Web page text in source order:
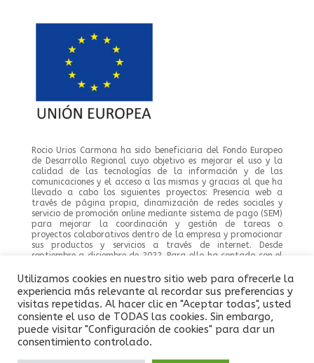
Rocio Urios Carmona ha sido beneficiaria del Fondo Europeo
de Desarrollo Regional cuyo objetivo es mejorar el uso y la
calidad de las tecnologías de la información y de las
comunicaciones y el acceso a las mismas y gracias al que ha
llevado a cabo los siguientes proyectos: Presencia web a
través de página propia, dinamización de redes sociales y
servicio de promoción online mediante sistema de pago (SEM)
para mejorar la coordinación y gestión de tareas o
proyectos colaborativos dentro de la empresa y promocionar
sus productos y servicios a través de internet. Desde
septiembre a diciembre de 2022. Para ello ha contado con el
del Campo de Gibraltar.
© Fisioterapia RUC 2023
Utilizamos cookies en nuestro sitio web para ofrecerle la
experiencia más relevante al recordar sus preferencias y
visitas repetidas. Al hacer clic en "Aceptar todas", usted
consiente el uso de TODAS las cookies. Sin embargo,
puede visitar "Configuración de cookies" para dar un
consentimiento controlado.